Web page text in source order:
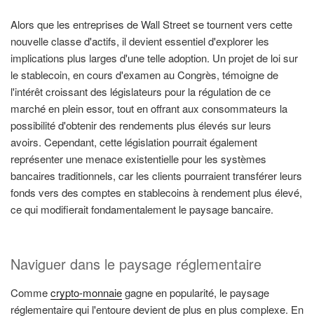
Alors que les entreprises de Wall Street se tournent vers cette
nouvelle classe d'actifs, il devient essentiel d'explorer les
implications plus larges d'une telle adoption. Un projet de loi sur
le stablecoin, en cours d'examen au Congrès, témoigne de
l'intérêt croissant des législateurs pour la régulation de ce
marché en plein essor, tout en offrant aux consommateurs la
possibilité d'obtenir des rendements plus élevés sur leurs
avoirs. Cependant, cette législation pourrait également
représenter une menace existentielle pour les systèmes
bancaires traditionnels, car les clients pourraient transférer leurs
fonds vers des comptes en stablecoins à rendement plus élevé,
ce qui modifierait fondamentalement le paysage bancaire.
Naviguer dans le paysage réglementaire
Commecrypto-monnaiegagne en popularité, le paysage
réglementaire qui l'entoure devient de plus en plus complexe. En